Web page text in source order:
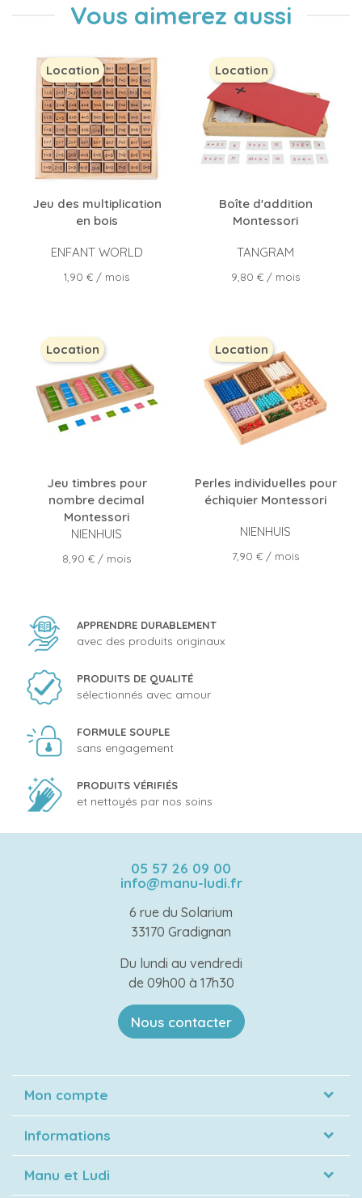
Vous aimerez aussi
Jeu des multiplication
en bois
ENFANT WORLD
Prix
1,90 € / mois
Location
Boîte d'addition
Montessori
TANGRAM
Prix
9,80 € / mois
Location
Jeu timbres pour
nombre decimal
Montessori
NIENHUIS
Prix
8,90 € / mois
Location
Perles individuelles pour
échiquier Montessori
NIENHUIS
Prix
7,90 € / mois
Location
APPRENDRE DURABLEMENT
avec des produits originaux
PRODUITS DE QUALITÉ
sélectionnés avec amour
FORMULE SOUPLE
sans engagement
PRODUITS VÉRIFIÉS
et nettoyés par nos soins
05 57 26 09 00
info@manu-ludi.fr
6 rue du Solarium
33170 Gradignan
Du lundi au vendredi
de 09h00 à 17h30
Nous contacter
Mon compte
Informations
Manu et Ludi